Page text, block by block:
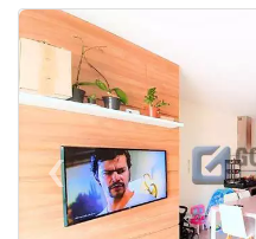
< <
‹Previous